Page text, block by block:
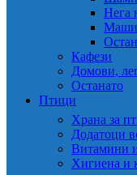
Нега
Кафези
Домови,
Останато
Птици
Храна за
Додатоци
Витамини
Хигиена и